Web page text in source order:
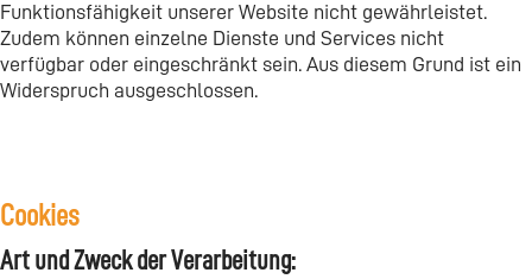
Funktionsfähigkeit unserer Website nicht gewährleistet.
Zudem können einzelne Dienste und Services nicht
verfügbar oder eingeschränkt sein. Aus diesem Grund ist ein
Widerspruch ausgeschlossen.
Cookies
Art und Zweck der Verarbeitung: